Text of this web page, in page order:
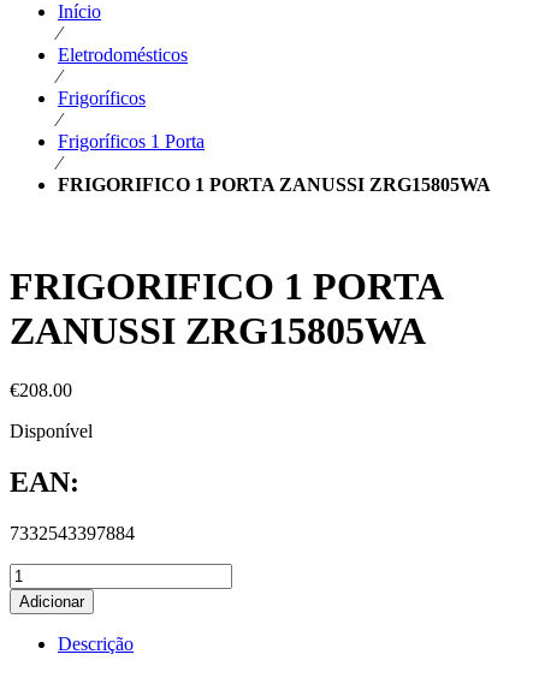
Início
⁄
Eletrodomésticos
⁄
Frigoríficos
⁄
Frigoríficos 1 Porta
⁄
FRIGORIFICO 1 PORTA ZANUSSI ZRG15805WA
FRIGORIFICO 1 PORTA
ZANUSSI ZRG15805WA
€208.00
Disponível
EAN:
7332543397884
Adicionar
Descrição